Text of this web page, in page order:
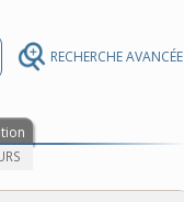
RECHERCHE AVANCÉE